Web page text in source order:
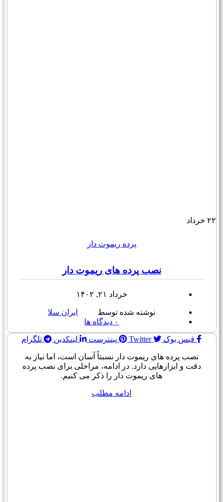
۲۲ خرداد
پرده ریموت دار
نصب پرده های ریموت دار
خرداد ۲۱, ۱۴۰۲
نوشته شده توسط
ایران سلا
۰ دیدگاه ها
فیس بوک Twitter پینترست لینکدین تلگرام
نصب پرده های ریموت دار نسبتاً آسان است، اما نیاز به
دقت و ابزارهایی دارد. در ادامه، مراحلی برای نصب پرده
های ریموت دار را ذکر می کنیم.
ادامه مطلب